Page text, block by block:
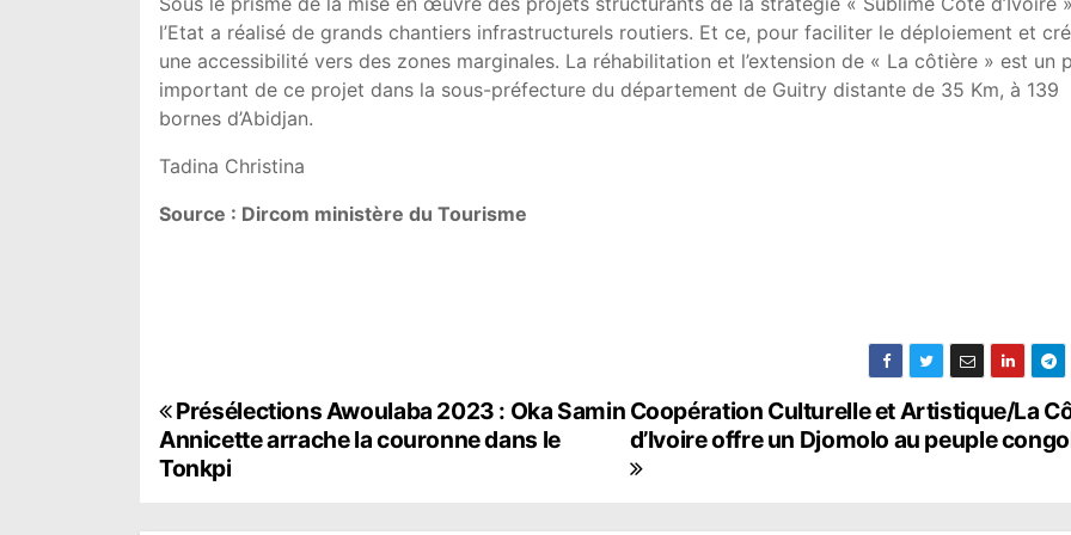
l’Etat a réalisé de grands chantiers infrastructurels routiers. Et ce, pour faciliter le déploiement et
une accessibilité vers des zones marginales. La réhabilitation et l’extension de « La côtière » est un
important de ce projet dans la sous-préfecture du département de Guitry distante de 35 Km, à 139
bornes d’Abidjan.
Tadina Christina
Source : Dircom ministère du Tourisme
N
a
Coopération Culturelle et Artistique/La
d’Ivoire offre un Djomolo au peuple
Présélections Awoulaba 2023 : Oka Samin
Annicette arrache la couronne dans le
Tonkpi